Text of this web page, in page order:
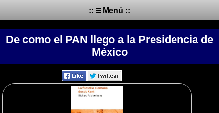
:: Menú ::
De como el PAN llego a la Presidencia de
México